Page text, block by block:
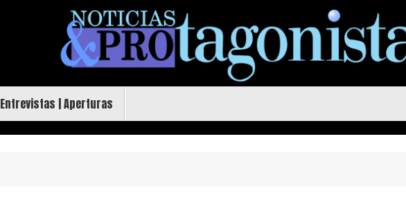
Entrevistas | Aperturas